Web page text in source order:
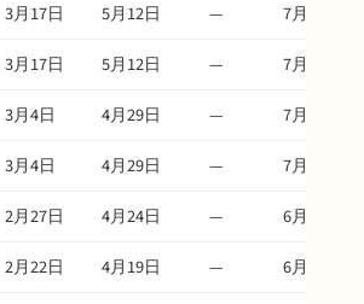
3月17日 5月12日 —
7月16日
3月17日 5月12日 —
7月16日
3月4日 4月29日 —
7月3日
3月4日 4月29日 —
7月3日
2月27日 4月24日 —
6月28日
2月22日 4月19日 —
6月23日